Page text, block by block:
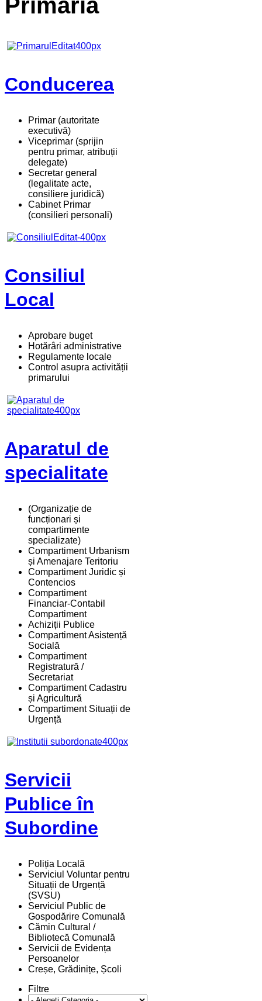
Primaria
Conducerea
Primar (autoritate
executivă)
Viceprimar (sprijin
pentru primar, atribuții
delegate)
Secretar general
(legalitate acte,
consiliere juridică)
Cabinet Primar
(consilieri personali)
Consiliul
Local
Aprobare buget
Hotărâri administrative
Regulamente locale
Control asupra activității
primarului
Aparatul de
specialitate
(Organizație de
funcționari și
compartimente
specializate)
Compartiment Urbanism
și Amenajare Teritoriu
Compartiment Juridic și
Contencios
Compartiment
Financiar-Contabil
Compartiment
Achiziții Publice
Compartiment Asistență
Socială
Compartiment
Registratură /
Secretariat
Compartiment Cadastru
și Agricultură
Compartiment Situații de
Urgență
Servicii
Publice în
Subordine
Poliția Locală
Serviciul Voluntar pentru
Situații de Urgență
(SVSU)
Serviciul Public de
Gospodărire Comunală
Cămin Cultural /
Bibliotecă Comunală
Servicii de Evidența
Persoanelor
Creșe, Grădinițe, Școli
Filtre